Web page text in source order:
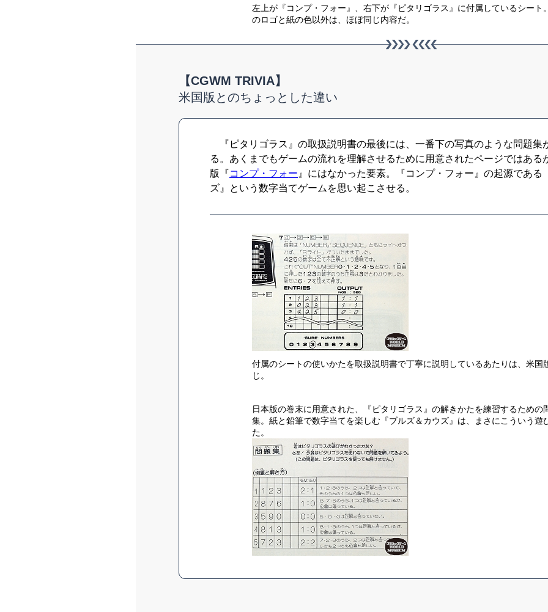
左上が『コンプ・フォー』、右下が『ピタリゴラス』に付属しているシート
のロゴと紙の色以外は、ほぼ同じ内容だ。
【CGWM TRIVIA】
米国版とのちょっとした違い
『ピタリゴラス』の取扱説明書の最後には、一番下の写真のような問題集
る。あくまでもゲームの流れを理解させるために用意されたページではある
版『コンプ・フォー 』にはなかった要素。『コンプ・フォー』の起源である
ズ』という数字当てゲームを思い起こさせる。
付属のシートの使いかたを取扱説明書で丁寧に説明しているあたりは、米国
じ。
日本版の巻末に用意された、『ピタリゴラス』の解きかたを練習するための
集。紙と鉛筆で数字当てを楽しむ『ブルズ＆カウズ』は、まさにこういう遊
た。